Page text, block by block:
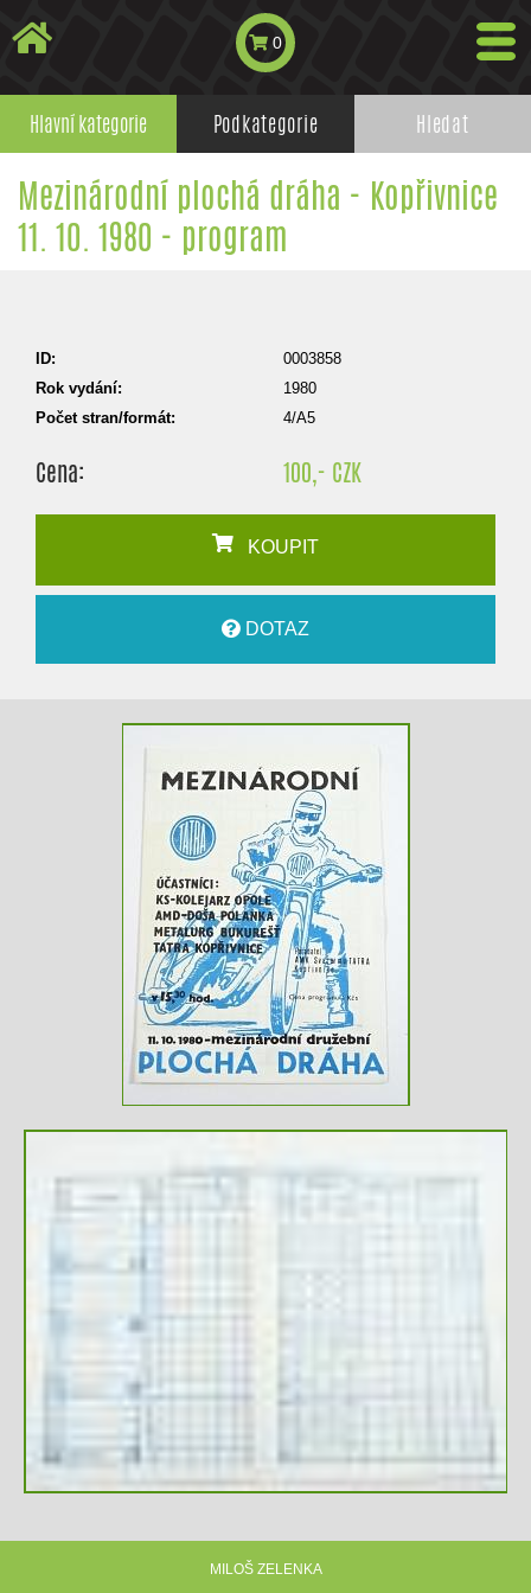
0
Hlavní kategorie Podkategorie Hledat
Mezinárodní plochá dráha - Kopřivnice
11. 10. 1980 - program
ID:
0003858
Rok vydání:
1980
Počet stran/formát:
4/A5
Cena: 100,- CZK
KOUPIT
DOTAZ
MILOŠ ZELENKA